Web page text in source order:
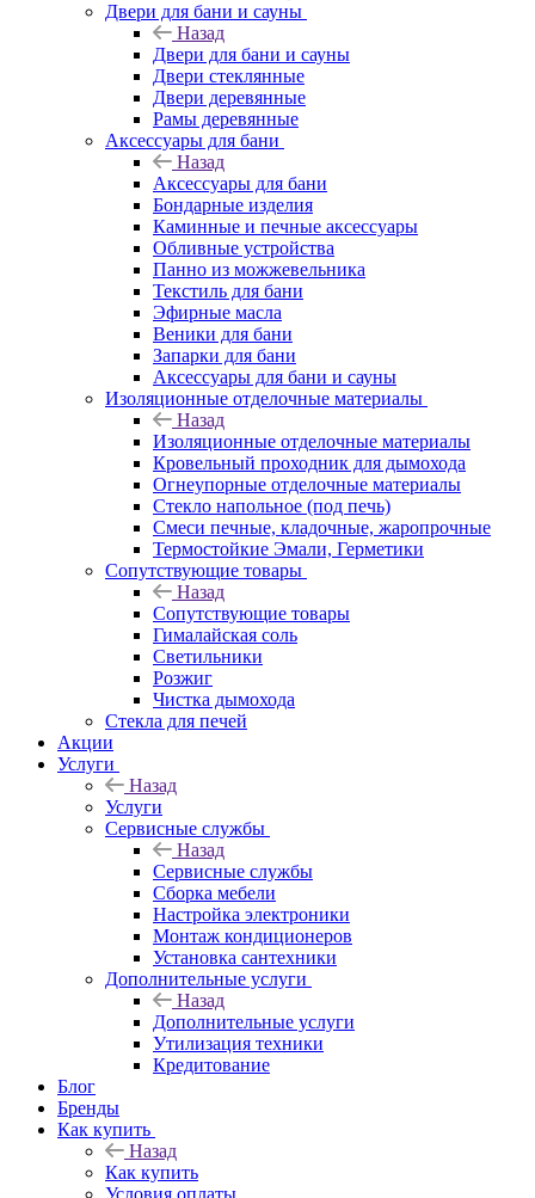
Двери для бани и сауны
Назад
Двери для бани и сауны
Двери стеклянные
Двери деревянные
Рамы деревянные
Аксессуары для бани
Назад
Аксессуары для бани
Бондарные изделия
Каминные и печные аксессуары
Обливные устройства
Панно из можжевельника
Текстиль для бани
Эфирные масла
Веники для бани
Запарки для бани
Аксессуары для бани и сауны
Изоляционные отделочные материалы
Назад
Изоляционные отделочные материалы
Кровельный проходник для дымохода
Огнеупорные отделочные материалы
Стекло напольное (под печь)
Смеси печные, кладочные, жаропрочные
Термостойкие Эмали, Герметики
Сопутствующие товары
Назад
Сопутствующие товары
Гималайская соль
Светильники
Розжиг
Чистка дымохода
Стекла для печей
Акции
Услуги
Назад
Услуги
Сервисные службы
Назад
Сервисные службы
Сборка мебели
Настройка электроники
Монтаж кондиционеров
Установка сантехники
Дополнительные услуги
Назад
Дополнительные услуги
Утилизация техники
Кредитование
Блог
Бренды
Как купить
Назад
Как купить
Условия оплаты